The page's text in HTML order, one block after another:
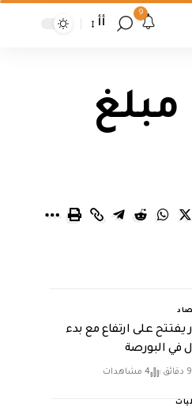
9
أأ
يفتتح على ارتفاع مع بدء
في البورصة
4 مشاهدات